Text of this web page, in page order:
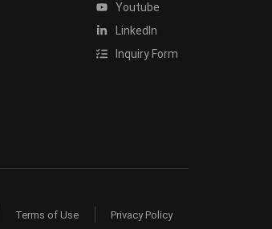
Youtube
LinkedIn
Inquiry Form
Terms of Use Privacy Policy